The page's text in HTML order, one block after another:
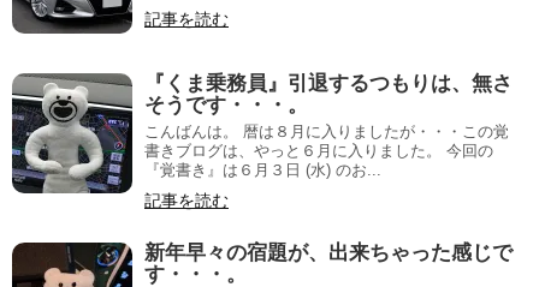
記事を読む
『くま乗務員』引退するつもりは、無さ
そうです・・・。
こんばんは。 暦は８月に入りましたが・・・この覚
書きブログは、やっと６月に入りました。 今回の
『覚書き』は６月３日 (水) のお...
記事を読む
新年早々の宿題が、出来ちゃった感じで
す・・・。